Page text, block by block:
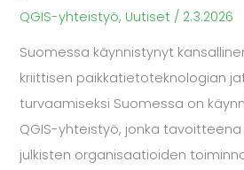
QGIS-yhteistyö, Uutiset / 2.3.2026
Suomessa käynnistynyt
kriittisen paikkatietoteknologian
turvaamiseksi Suomessa on
QGIS-yhteistyö, jonka
julkisten organisaatioiden